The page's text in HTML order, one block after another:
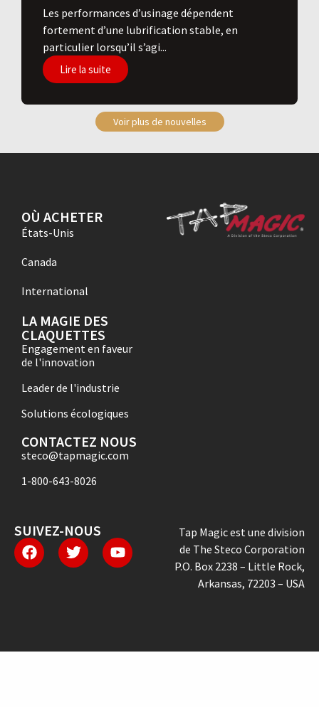
​Les performances d’usinage dépendent
fortement d’une lubrification stable, en
particulier lorsqu’il s’agi...
Lire la suite
Voir plus de nouvelles
OÙ ACHETER
États-Unis
Canada
International
LA MAGIE DES
CLAQUETTES
Engagement en faveur
de l'innovation
Leader de l'industrie
Solutions écologiques
CONTACTEZ NOUS
steco@tapmagic.com
1-800-643-8026
SUIVEZ-NOUS
Tap Magic est une division
de The Steco Corporation
P.O. Box 2238 – Little Rock,
Arkansas, 72203 – USA